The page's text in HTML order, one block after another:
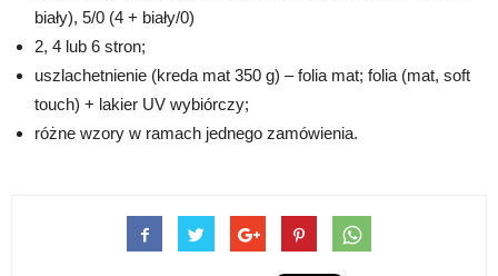
biały), 5/0 (4 + biały/0)
2, 4 lub 6 stron;
uszlachetnienie (kreda mat 350 g) – folia mat; folia (mat, soft
touch) + lakier UV wybiórczy;
różne wzory w ramach jednego zamówienia.